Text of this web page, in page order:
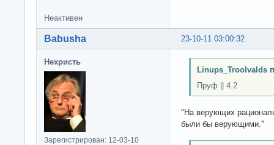
Неактивен
23-10-11 03:00:32
Babusha
Нехристь
Зарегистрирован: 12-03-10
Linups_Troolvalds
Пруф || 4.2
"На верующих
были бы верующими."